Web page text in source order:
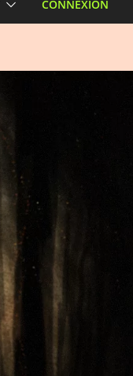
CONNEXION